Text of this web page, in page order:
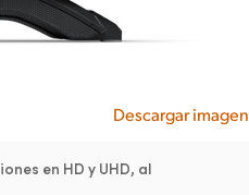
Descargar imagen
en HD y UHD, al